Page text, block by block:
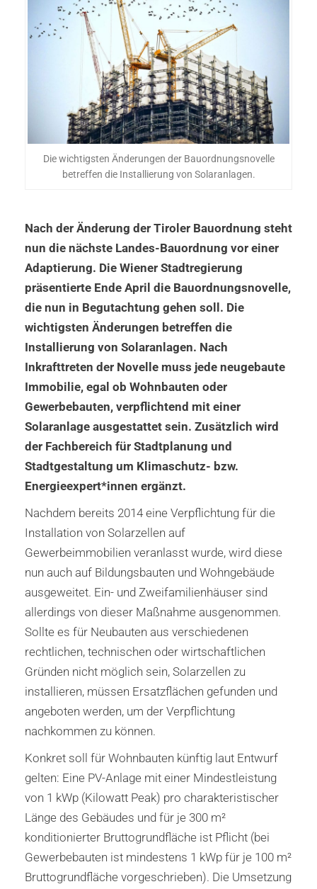
Die wichtigsten Änderungen der Bauordnungsnovelle
betreffen die Installierung von Solaranlagen.
Nach der Änderung der Tiroler Bauordnung steht
nun die nächste Landes-Bauordnung vor einer
Adaptierung. Die Wiener Stadtregierung
präsentierte Ende April die Bauordnungsnovelle,
die nun in Begutachtung gehen soll. Die
wichtigsten Änderungen betreffen die
Installierung von Solaranlagen. Nach
Inkrafttreten der Novelle muss jede neugebaute
Immobilie, egal ob Wohnbauten oder
Gewerbebauten, verpflichtend mit einer
Solaranlage ausgestattet sein. Zusätzlich wird
der Fachbereich für Stadtplanung und
Stadtgestaltung um Klimaschutz- bzw.
Energieexpert*innen ergänzt.
Nachdem bereits 2014 eine Verpflichtung für die
Installation von Solarzellen auf
Gewerbeimmobilien veranlasst wurde, wird diese
nun auch auf Bildungsbauten und Wohngebäude
ausgeweitet. Ein- und Zweifamilienhäuser sind
allerdings von dieser Maßnahme ausgenommen.
Sollte es für Neubauten aus verschiedenen
rechtlichen, technischen oder wirtschaftlichen
Gründen nicht möglich sein, Solarzellen zu
installieren, müssen Ersatzflächen gefunden und
angeboten werden, um der Verpflichtung
nachkommen zu können.
Konkret soll für Wohnbauten künftig laut Entwurf
gelten: Eine PV-Anlage mit einer Mindestleistung
von 1 kWp (Kilowatt Peak) pro charakteristischer
Länge des Gebäudes und für je 300 m²
konditionierter Bruttogrundfläche ist Pflicht (bei
Gewerbebauten ist mindestens 1 kWp für je 100 m²
Bruttogrundfläche vorgeschrieben). Die Umsetzung